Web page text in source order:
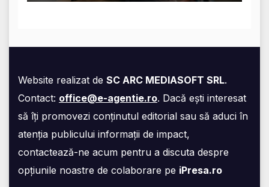
Website realizat de SC ARC MEDIASOFT SRL.
Contact: office@e-agentie.ro. Dacă ești interesat
să îți promovezi conținutul editorial sau să aduci în
atenția publicului informații de impact,
contactează-ne acum pentru a discuta despre
opțiunile noastre de colaborare pe iPresa.ro